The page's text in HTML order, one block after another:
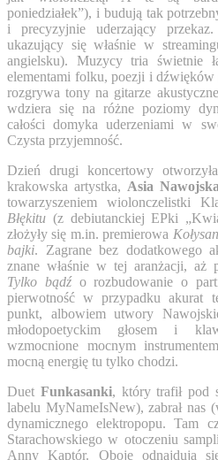
poniedziałek”), i budują tak
i precyzyjnie uderzający
ukazujący się właśnie w
angielsku). Muzycy tria świetnie
elementami folku, poezji i dźwięków
rozgrywa tony na gitarze
wdziera się na różne poziomy
całości domyka uderzeniami w
Czysta przyjemność.
Dzień drugi koncertowy
krakowska artystka, Asia Nawojska
towarzyszeniem wiolonczelistki
Błękitu (z debiutanckiej EPki
złożyły się m.in. premierowa
bajki. Zagrane bez dodatkowego
znane właśnie w tej aranżacji, aż
Tylko bądźo rozbudowanie o
pierwotność w przypadku akurat
punkt, albowiem utwory
młodopoetyckim głosem i
wzmocnione mocnym
mocną energię tu tylko chodzi.
Duet Funkasanki, który trafił pod
labelu MyNameIsNew), zabrał nas
dynamicznego elektropopu. Tam
Starachowskiego w otoczeniu
Anny Kaptór. Oboje odnajdują